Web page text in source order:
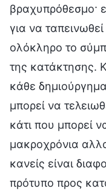
βραχυπρόθεσμο·
για να
ολόκληρο το
της κατάκτησης.
κάθε
μπορεί να
κάτι που μπορεί
μακροχρόνια
κανείς είναι
πρότυπο προς